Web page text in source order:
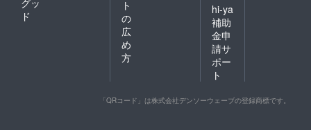
グッ
ド
ト
の
広
め
方
hi-ya
補助
金申
請サ
ポー
ト
「QRコード」は株式会社デンソーウェーブの登録商標です。